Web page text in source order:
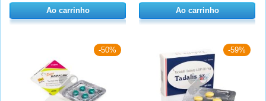
Ao carrinho Ao carrinho
-50% -59%